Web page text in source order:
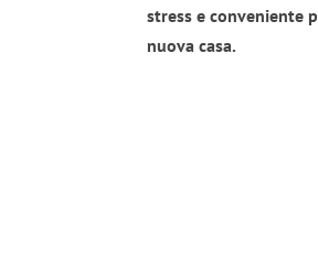
stress e conveniente
nuova casa.